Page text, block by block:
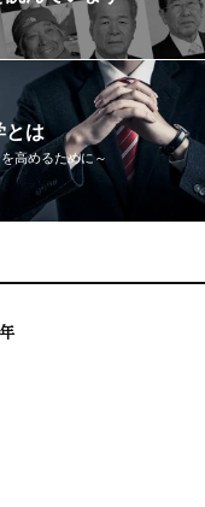
とは
高めるために～